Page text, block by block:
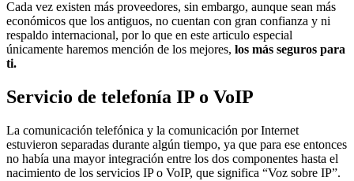
Cada vez existen más proveedores, sin embargo, aunque sean más
económicos que los antiguos, no cuentan con gran confianza y ni
respaldo internacional, por lo que en este articulo especial
únicamente haremos mención de los mejores, los más seguros para
ti.
Servicio de telefonía IP o VoIP
La comunicación telefónica y la comunicación por Internet
estuvieron separadas durante algún tiempo, ya que para ese entonces
no había una mayor integración entre los dos componentes hasta el
nacimiento de los servicios IP o VoIP, que significa “Voz sobre IP”.